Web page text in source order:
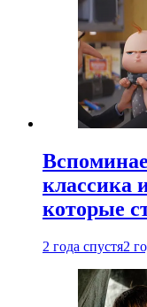
классика
которые
2 года спустя2